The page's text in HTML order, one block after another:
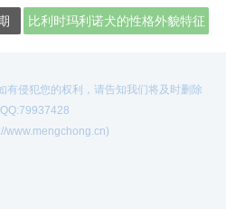
比利时玛利诺犬的性格外貌特征
有侵犯您的权利，请告知我们将及时删除
www.mengchong.cn)